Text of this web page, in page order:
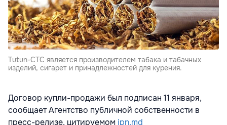
Tutun-CTC является производителем табака и табачных
изделий, сигарет и принадлежностей для курения.
Договор купли-продажи был подписан 11 января,
сообщает Агентство публичной собственности в
пресс-релизе, цитируемом ipn.md